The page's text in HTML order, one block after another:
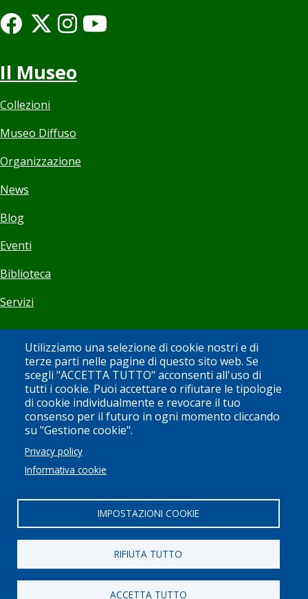
Utilizziamo una selezione di cookie nostri e di
terze parti nelle pagine di questo sito web. Se
scegli "ACCETTA TUTTO" acconsenti all'uso di
tutti i cookie. Puoi accettare o rifiutare le tipologie
di cookie individualmente e revocare il tuo
consenso per il futuro in ogni momento cliccando
su "Gestione cookie".
Privacy policy
Informativa cookie
IMPOSTAZIONI COOKIE
RIFIUTA TUTTO
ACCETTA TUTTO
Il Museo
Collezioni
Museo Diffuso
Organizzazione
News
Blog
Eventi
Biblioteca
Servizi
Visita
Orari
Biglietti
Bookshop
Newsletter
Sostieni il Museo
Museo Tazzetti 2026 | by